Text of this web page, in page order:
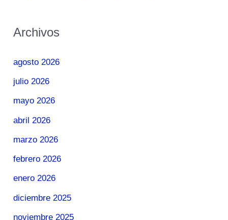
Archivos
agosto 2026
julio 2026
mayo 2026
abril 2026
marzo 2026
febrero 2026
enero 2026
diciembre 2025
noviembre 2025